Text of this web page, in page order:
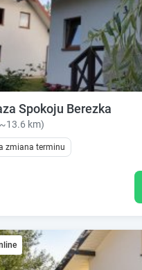
Spokoju Berezka
km)
zmiana terminu